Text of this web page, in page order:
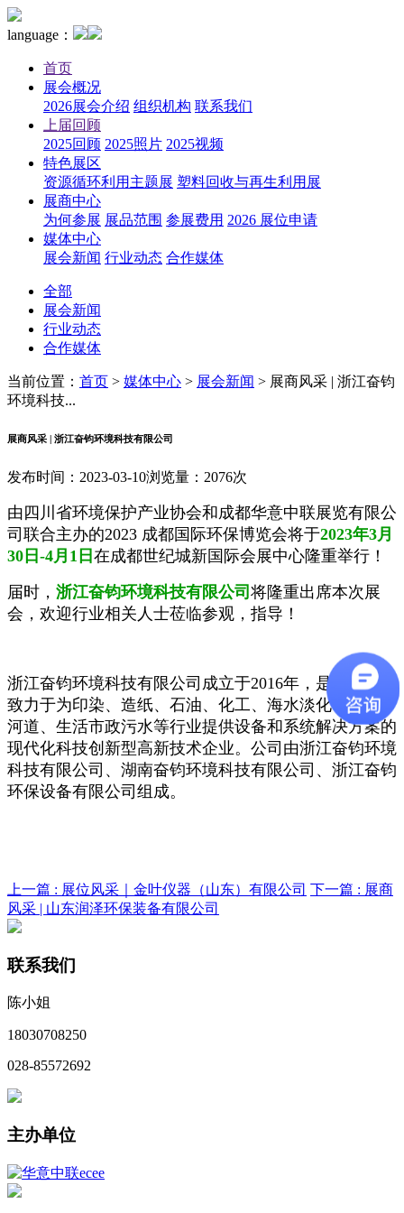
language：
首页
展会概况
2026展会介绍 组织机构 联系我们
上届回顾
2025回顾 2025照片 2025视频
特色展区
资源循环利用主题展 塑料回收与再生利用展
展商中心
为何参展 展品范围 参展费用 2026 展位申请
媒体中心
展会新闻 行业动态 合作媒体
全部
展会新闻
行业动态
合作媒体
当前位置： 首页 > 媒体中心 > 展会新闻 > 展商风采 | 浙江奋钧
环境科技...
展商风采 | 浙江奋钧环境科技有限公司
发布时间：2023-03-10浏览量：2076次
由四川省环境保护产业协会和成都华意中联展览有限公
司联合主办的2023 成都国际环保博览会将于2023年3月
30日-4月1日 在成都世纪城新国际会展中心隆重举行！
届时， 浙江奋钧环境科技有限公司 将隆重出席本次展
会，欢迎行业相关人士莅临参观，指导！
浙江奋钧环境科技有限公司成立于2016年，是一家主要
致力于为印染、造纸、石油、化工、海水淡化、湖泊、
河道、生活市政污水等行业提供设备和系统解决方案的
现代化科技创新型高新技术企业。公司由浙江奋钧环境
科技有限公司、湖南奋钧环境科技有限公司、浙江奋钧
环保设备有限公司组成。
上一篇 : 展位风采｜金叶仪器（山东）有限公司 下一篇 : 展商
风采 | 山东润泽环保装备有限公司
联系我们
陈小姐
18030708250
028-85572692
主办单位